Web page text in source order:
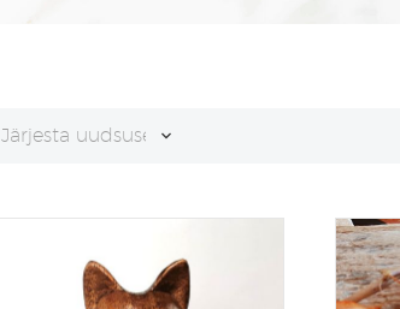
Järjesta uudsuse alusel